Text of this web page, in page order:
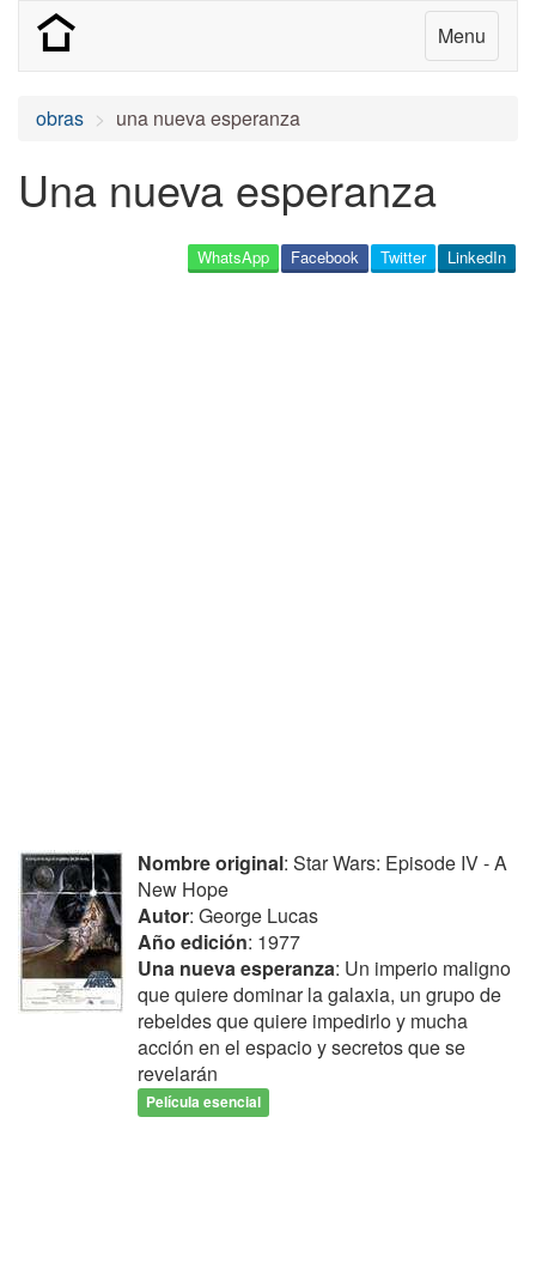
Menu
obras una nueva esperanza
Una nueva esperanza
LinkedIn
Twitter
Facebook
WhatsApp
Nombre original: Star Wars: Episode IV - A
New Hope
Autor: George Lucas
Año edición: 1977
Una nueva esperanza: Un imperio maligno
que quiere dominar la galaxia, un grupo de
rebeldes que quiere impedirlo y mucha
acción en el espacio y secretos que se
revelarán
Película esencial